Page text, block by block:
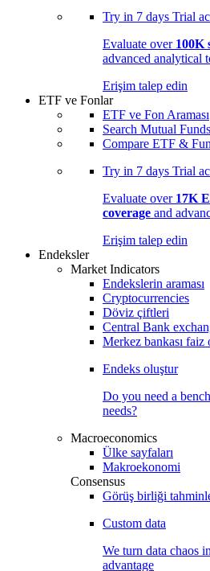
Try in 7 days Trial
Evaluate over 100K
advanced analytical
Erişim talep edin
ETF ve Fonlar
ETF ve Fon Araması
Search Mutual Funds
Compare ETF &
Try in 7 days Trial
Evaluate over 17K
coverage and
Erişim talep edin
Endeksler
Market Indicators
Endekslerin araması
Cryptocurrencies
Döviz çiftleri
Central Bank
Merkez bankası faiz
Endeks oluştur
Do you need a
needs?
Macroeconomics
Ülke sayfaları
Makroekonomi
Consensus
Görüş birliği
Custom data
We turn data chaos
advantage